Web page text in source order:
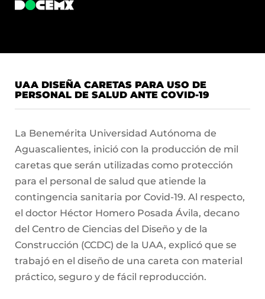
UAA DISEÑA CARETAS PARA USO DE
PERSONAL DE SALUD ANTE COVID-19
La Benemérita Universidad Autónoma de
Aguascalientes, inició con la producción de mil
caretas que serán utilizadas como protección
para el personal de salud que atiende la
contingencia sanitaria por Covid-19. Al respecto,
el doctor Héctor Homero Posada Ávila, decano
del Centro de Ciencias del Diseño y de la
Construcción (CCDC) de la UAA, explicó que se
trabajó en el diseño de una careta con material
práctico, seguro y de fácil reproducción.